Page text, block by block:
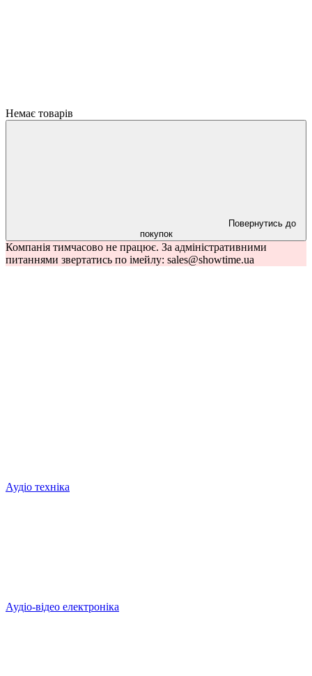
Немає товарів
Повернутись до
покупок
Компанія тимчасово не працює. За адміністративними
питаннями звертатись по імейлу: sales@showtime.ua
Аудіо техніка
Аудіо-відео електроніка